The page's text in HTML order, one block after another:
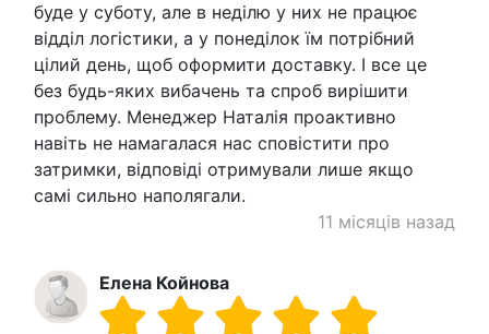
буде у суботу, але в неділю у них не працює
відділ логістики, а у понеділок їм потрібний
цілий день, щоб оформити доставку. І все це
без будь-яких вибачень та спроб вирішити
проблему. Менеджер Наталія проактивно
навіть не намагалася нас сповістити про
затримки, відповіді отримували лише якщо
самі сильно наполягали.
11 місяців назад
Елена Койнова